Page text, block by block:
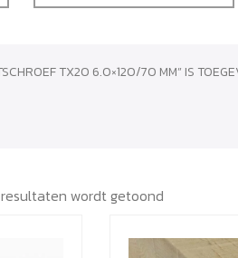
TX20 6.0×120/70 MM” IS
wordt getoond